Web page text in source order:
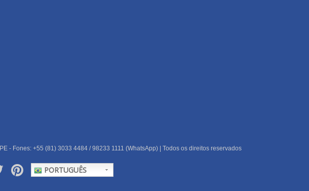
- Fones: +55 (81) 3033 4484 / 98233 1111 (WhatsApp) | Todos os direitos reservados
PORTUGUÊS